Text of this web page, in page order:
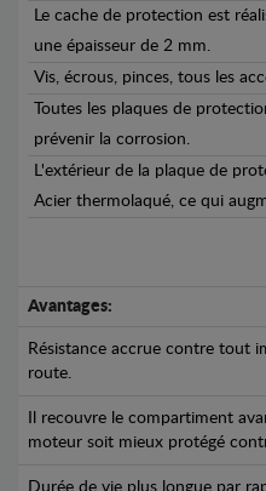
Le cache de protection est
une épaisseur de 2 mm.
Vis, écrous, pinces, tous les
Toutes les plaques de
prévenir la corrosion.
L'extérieur de la plaque de
Acier thermolaqué, ce qui
Avantages:
Résistance accrue contre tout
route.
Il recouvre le compartiment
moteur soit mieux protégé
Durée de vie plus longue par